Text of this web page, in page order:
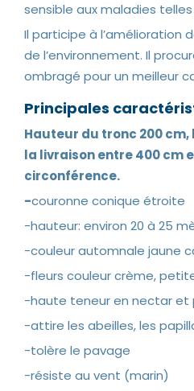
sensible aux maladies
Il participe à l’amélioration
de l’environnement. Il
ombragé pour un meilleur
Principales
Hauteur du tronc 200
la livraison entre 400 cm
circonférence.
-couronne conique étroite
-hauteur: environ 20 à 25
-couleur automnale jaune
-fleurs couleur crème,
-haute teneur en nectar et
-attire les abeilles, les
-tolère le pavage
-résiste au vent (marin)